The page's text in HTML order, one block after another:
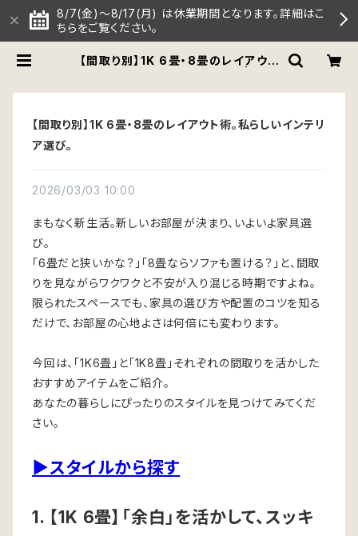
8/7(金)～8/17(月) は休業期間となります。詳細はこ
ちらをご覧ください。
【間取り別】1K 6畳・8畳のレイアウト
【間取り別】1K 6畳・8畳のレイアウト術。私らしいインテリ
ア選び。
2026/03/03 10:00
まもなく新生活。新しいお部屋が決まり、いよいよ家具選
び。
「6畳だと狭いかな？」「8畳ならソファも置ける？」と、間取
りを見ながらワクワクと不安が入り混じる時期ですよね。
限られたスペースでも、家具の選び方や配置のコツを知る
だけで、お部屋の心地よさは何倍にも変わります。
今回は、「1K6畳」と「1K8畳」それぞれの間取りを活かした
おすすめアイテムをご紹介。
あなたの暮らしにぴったりのスタイルを見つけてみてくだ
さい。
▶スタイルから探す
1. 【1K 6畳】「余白」を活かして、スッキ